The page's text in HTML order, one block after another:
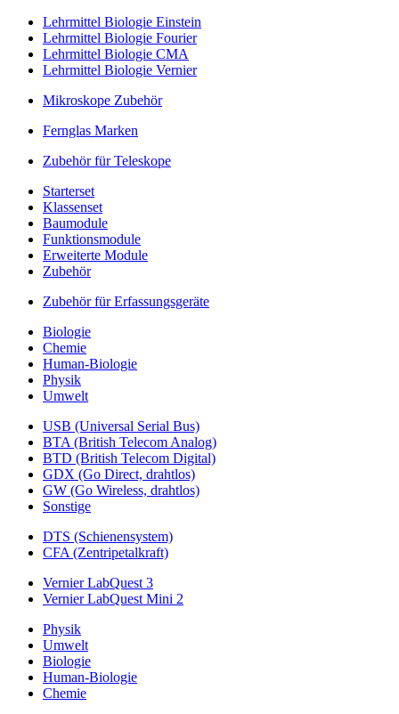
Lehrmittel Biologie Einstein
Lehrmittel Biologie Fourier
Lehrmittel Biologie CMA
Lehrmittel Biologie Vernier
Mikroskope Zubehör
Fernglas Marken
Zubehör für Teleskope
Starterset
Klassenset
Baumodule
Funktionsmodule
Erweiterte Module
Zubehör
Zubehör für Erfassungsgeräte
Biologie
Chemie
Human-Biologie
Physik
Umwelt
USB (Universal Serial Bus)
BTA (British Telecom Analog)
BTD (British Telecom Digital)
GDX (Go Direct, drahtlos)
GW (Go Wireless, drahtlos)
Sonstige
DTS (Schienensystem)
CFA (Zentripetalkraft)
Vernier LabQuest 3
Vernier LabQuest Mini 2
Physik
Umwelt
Biologie
Human-Biologie
Chemie